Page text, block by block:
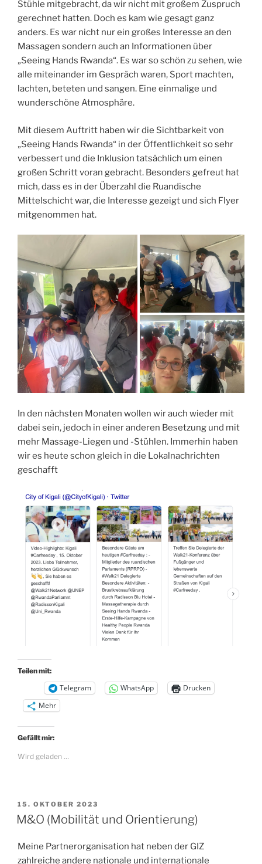
Stühle mitgebracht, da wir nicht mit großem Zuspruch
gerechnet hatten. Doch es kam wie gesagt ganz
anders. Es war nicht nur ein großes Interesse an den
Massagen sondern auch an Informationen über
„Seeing Hands Rwanda“. Es war so schön zu sehen, wie
alle miteinander im Gespräch waren, Sport machten,
lachten, beteten und sangen. Eine einmalige und
wunderschöne Atmosphäre.
Mit diesem Auftritt haben wir die Sichtbarkeit von
„Seeing Hands Rwanda“ in der Öffentlichkeit so sehr
verbessert und die Inklusion tatsächlich um einen
großen Schritt voran gebracht. Besonders gefreut hat
mich, dass es in der Überzahl die Ruandische
Mittelschicht war, die Interesse gezeigt und sich Flyer
mitgenommen hat.
In den nächsten Monaten wollen wir auch wieder mit
dabei sein, jedoch in einer anderen Besetzung und mit
mehr Massage-Liegen und -Stühlen. Immerhin haben
wir es heute schon gleich in die Lokalnachrichten
geschafft
Teilen mit:
Telegram WhatsApp
Drucken
Mehr
Gefällt mir:
Wird geladen …
VERÖFFENTLICHT
AM
15. OKTOBER 2023
M&O (Mobilität und Orientierung)
Meine Partnerorganisation hat neben der GIZ
zahlreiche andere nationale und internationale